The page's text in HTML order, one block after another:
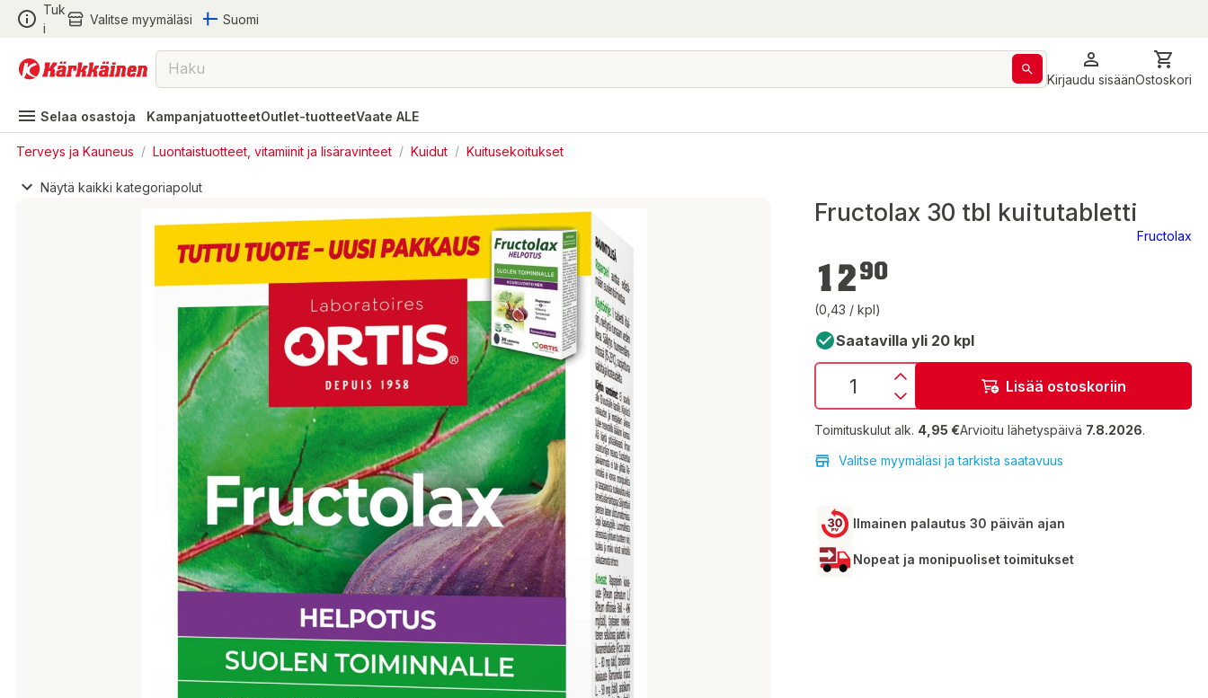
Tuk
i
Valitse myymäläsi Suomi
Kirjaudu sisäänOstoskori
Selaa osastoja KampanjatuotteetOutlet-tuotteetVaate ALE
Terveys ja Kauneus / Luontaistuotteet, vitamiinit ja lisäravinteet / Kuidut / Kuitusekoitukset
Näytä kaikki kategoriapolut
Fructolax 30 tbl kuitutabletti
Fructolax
12,90 €
1290
(0,43 / kpl)
Saatavilla yli 20 kpl
Lisää ostoskoriin
Toimituskulut alk. 4,95 €Arvioitu lähetyspäivä 7.8.2026.
Valitse myymäläsi ja tarkista saatavuus
Ilmainen palautus 30 päivän ajan
Nopeat ja monipuoliset toimitukset